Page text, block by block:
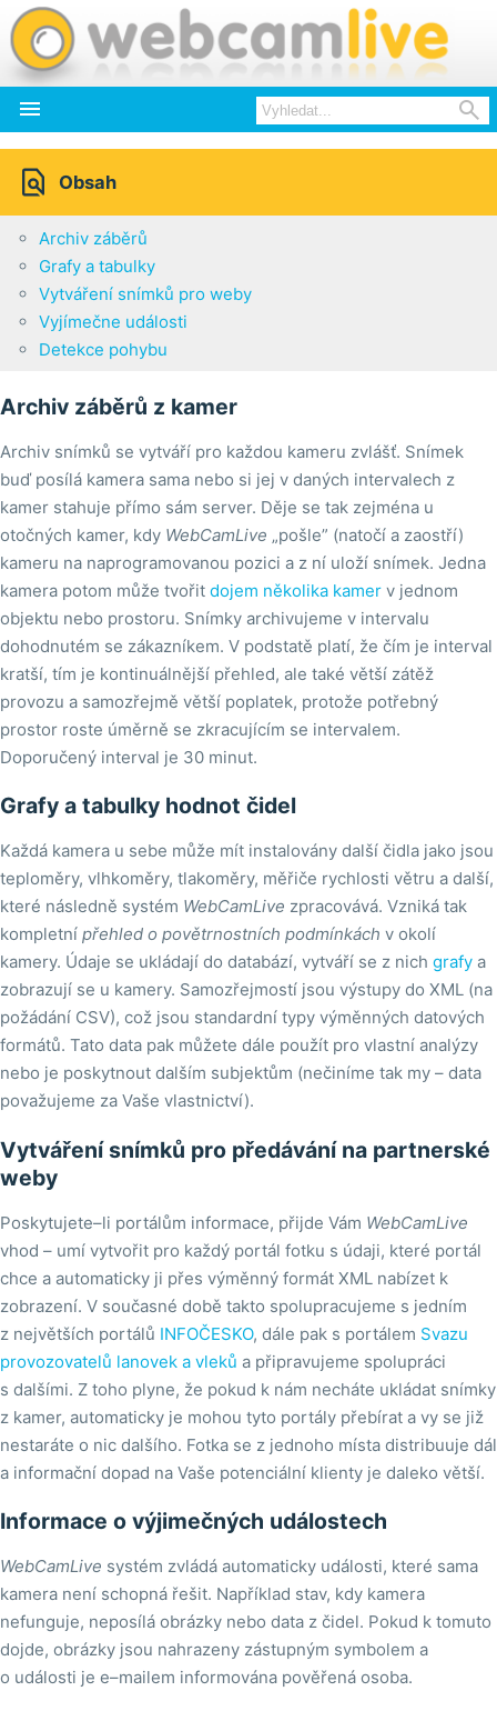
 
 Obsah
Archiv záběrů
Grafy a tabulky
Vytváření snímků pro weby
Vyjímečne události
Detekce pohybu
Archiv záběrů z kamer
Archiv snímků se vytváří pro každou kameru zvlášť. Snímek
buď posílá kamera sama nebo si jej v daných intervalech z
kamer stahuje přímo sám server. Děje se tak zejména u
otočných kamer, kdy WebCamLive „pošle” (natočí a zaostří)
kameru na naprogramovanou pozici a z ní uloží snímek. Jedna
kamera potom může tvořit dojem několika kamer v jednom
objektu nebo prostoru. Snímky archivujeme v intervalu
dohodnutém se zákazníkem. V podstatě platí, že čím je interval
kratší, tím je kontinuálnější přehled, ale také větší zátěž
provozu a samozřejmě větší poplatek, protože potřebný
prostor roste úměrně se zkracujícím se intervalem.
Doporučený interval je 30 minut.
Grafy a tabulky hodnot čidel
Každá kamera u sebe může mít instalovány další čidla jako jsou
teploměry, vlhkoměry, tlakoměry, měřiče rychlosti větru a další,
které následně systém WebCamLive zpracovává. Vzniká tak
kompletní přehled o povětrnostních podmínkách v okolí
kamery. Údaje se ukládají do databází, vytváří se z nich grafy a
zobrazují se u kamery. Samozřejmostí jsou výstupy do XML (na
požádání CSV), což jsou standardní typy výměnných datových
formátů. Tato data pak můžete dále použít pro vlastní analýzy
nebo je poskytnout dalším subjektům (nečiníme tak my – data
považujeme za Vaše vlastnictví).
Vytváření snímků pro předávání na partnerské
weby
Poskytujete–li portálům informace, přijde Vám WebCamLive
vhod – umí vytvořit pro každý portál fotku s údaji, které portál
chce a automaticky ji přes výměnný formát XML nabízet k
zobrazení. V současné době takto spolupracujeme s jedním
z největších portálů INFOČESKO, dále pak s portálem Svazu
provozovatelů lanovek a vleků a připravujeme spolupráci
s dalšími. Z toho plyne, že pokud k nám necháte ukládat snímky
z kamer, automaticky je mohou tyto portály přebírat a vy se již
nestaráte o nic dalšího. Fotka se z jednoho místa distribuuje dál
a informační dopad na Vaše potenciální klienty je daleko větší.
Informace o výjimečných událostech
WebCamLive systém zvládá automaticky události, které sama
kamera není schopná řešit. Například stav, kdy kamera
nefunguje, neposílá obrázky nebo data z čidel. Pokud k tomuto
dojde, obrázky jsou nahrazeny zástupným symbolem a
o události je e–mailem informována pověřená osoba.